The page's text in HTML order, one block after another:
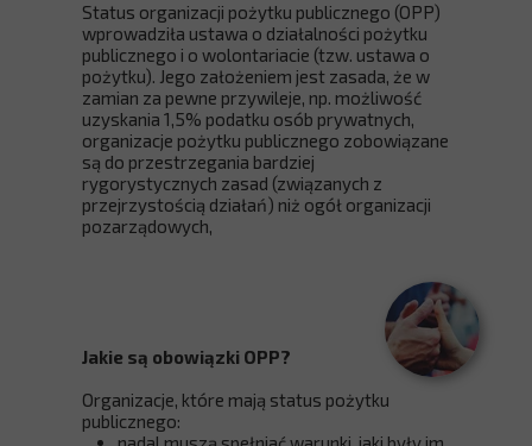
Status organizacji pożytku publicznego (OPP)
wprowadziła ustawa o działalności pożytku
publicznego i o wolontariacie (tzw. ustawa o
pożytku). Jego założeniem jest zasada, że w
zamian za pewne przywileje, np. możliwość
uzyskania 1,5% podatku osób prywatnych,
organizacje pożytku publicznego zobowiązane
są do przestrzegania bardziej
rygorystycznych zasad (związanych z
przejrzystością działań) niż ogół organizacji
pozarządowych,
Jakie są obowiązki OPP?
Organizacje, które mają status pożytku
publicznego: